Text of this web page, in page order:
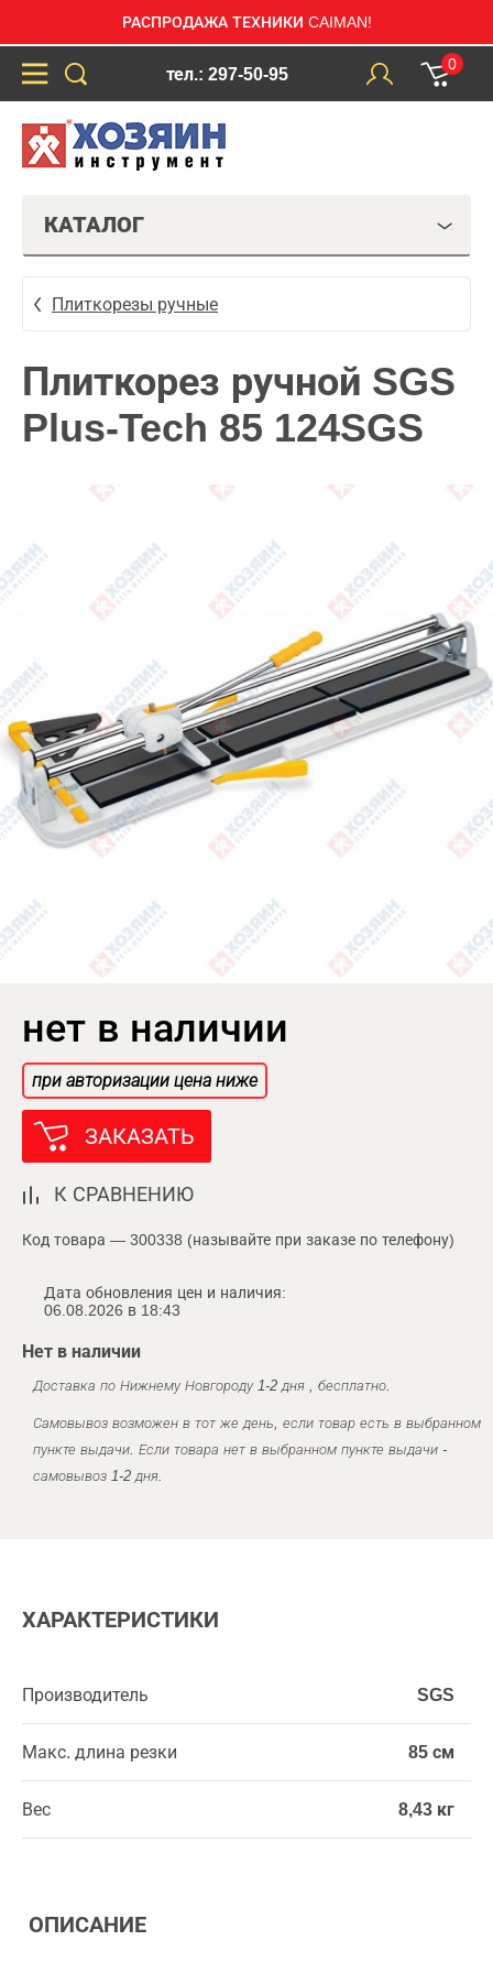
РАСПРОДАЖА ТЕХНИКИ CAIMAN!
тел.: 297-50-95
0
КАТАЛОГ
Плиткорезы ручные
Плиткорез ручной SGS
Plus-Tech 85 124SGS
нет в наличии
при авторизации цена ниже
ЗАКАЗАТЬ
К СРАВНЕНИЮ
Код товара — 300338 (называйте при заказе по телефону)
Дата обновления цен и наличия:
06.08.2026 в 18:43
Нет в наличии
Доставка по Нижнему Новгороду 1-2 дня , бесплатно.
Самовывоз возможен в тот же день, если товар есть в выбранном
пункте выдачи. Если товара нет в выбранном пункте выдачи -
самовывоз 1-2 дня.
ХАРАКТЕРИСТИКИ
Производитель SGS
Макс. длина резки 85 см
Вес 8,43 кг
ОПИСАНИЕ